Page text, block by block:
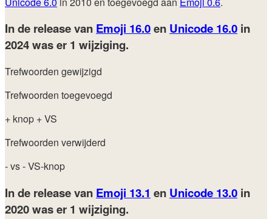
In de release van Emoji 16.0en Unicode 16.0 in
2024was er 1 wijziging.
Trefwoorden gewijzigd
Trefwoorden toegevoegd
+ knop + VS
Trefwoorden verwijderd
- vs- VS-knop
In de release van Emoji 13.1 en Unicode 13.0 in
2020was er 1 wijziging.